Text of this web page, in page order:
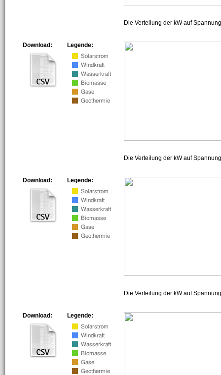
Die Verteilung der kW auf
Legende:
Download:
Die Verteilung der kW auf
Legende:
Download:
Die Verteilung der kW auf
Legende:
Download: